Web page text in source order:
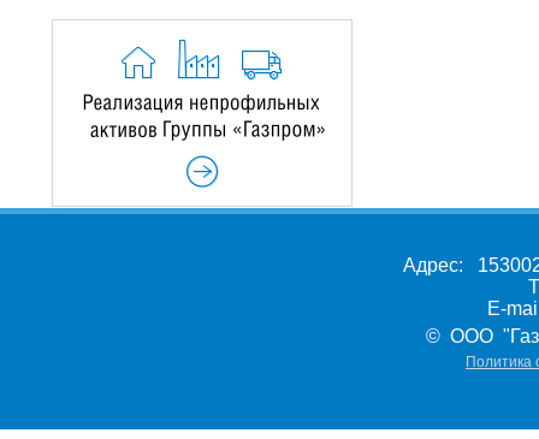
Адрес:
E-
© ООО
Политика